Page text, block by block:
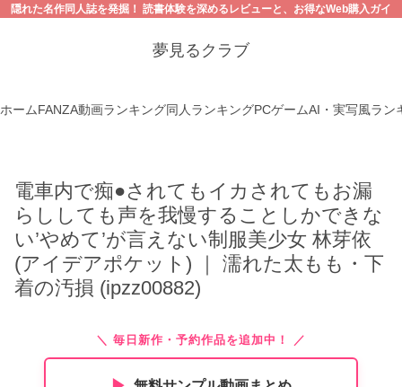
隠れた名作同人誌を発掘！ 読書体験を深めるレビューと、お得なWeb購入ガイ
夢見るクラブ
ホームFANZA動画ランキング同人ランキングPCゲームAI・実写風ラン
電車内で痴●されてもイカされてもお漏
らししても声を我慢することしかできな
い’やめて’が言えない制服美少女 林芽依
(アイデアポケット) ｜ 濡れた太もも・下
着の汚損 (ipzz00882)
＼ 毎日新作・予約作品を追加中！ ／